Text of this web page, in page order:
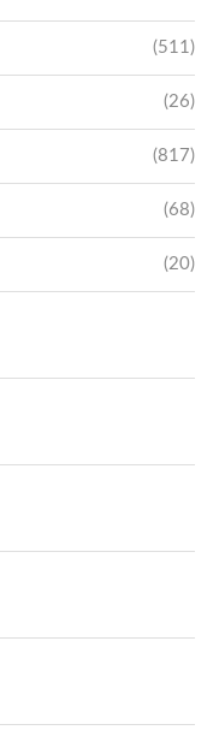
(511)
(26)
(817)
(68)
(20)